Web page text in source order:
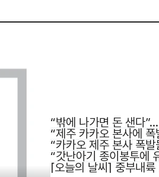
“밖에 나가면 돈 샌다
“제주 카카오 본사에
“카카오 제주 본사 폭
“갓난아기 종이봉투에
[오늘의 날씨] 중부내